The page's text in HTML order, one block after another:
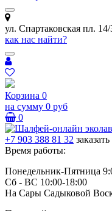
ул. Спартаковская пл. 14/
как нас найти?
Корзина 0
на сумму 0 руб
0
+7 903 388 81 32
Время работы:
Понедельник-Пятница
Сб - ВС 10:00-18:00
На Сары Садыковой